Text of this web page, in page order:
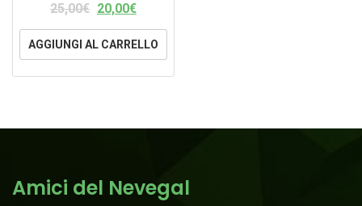
25,00€ 20,00€
AGGIUNGI AL CARRELLO
Amici del Nevegal